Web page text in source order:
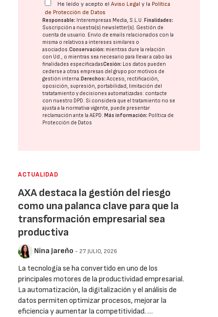
He leído y acepto elAviso Legal y la Política
de Protección de Datos
Responsable: Interempresas Media, S.L.U. Finalidades:
Suscripción a nuestra(s) newsletter(s). Gestión de
cuenta de usuario. Envío de emails relacionados con la
misma o relativos a intereses similares o
asociados.Conservación: mientras dure la relación
con Ud., o mientras sea necesario para llevar a cabo las
finalidades especificadasCesión: Los datos pueden
cederse a otras empresas del grupo por motivos de
gestión interna. Derechos: Acceso, rectificación,
oposición, supresión, portabilidad, limitación del
tratatamiento y decisiones automatizadas: contacte
con nuestro DPD. Si considera que el tratamiento no se
ajusta a la normativa vigente, puede presentar
reclamación ante laAEPD. Más información: Política de
Protección de Datos
ACTUALIDAD
AXA destaca la gestión del riesgo
como una palanca clave para que la
transformación empresarial sea
productiva
Nina Jareño - 27 JULIO, 2026
La tecnología se ha convertido en uno de los
principales motores de la productividad empresarial.
La automatización, la digitalización y el análisis de
datos permiten optimizar procesos, mejorar la
eficiencia y aumentar la competitividad. …